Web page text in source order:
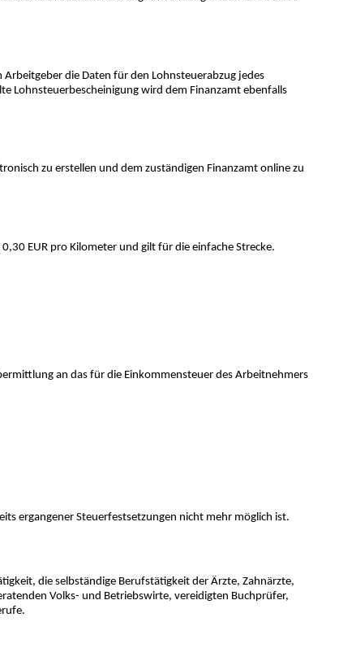
die Daten für den Lohnsteuerabzug jedes
Lohnsteuerbescheinigung wird dem Finanzamt ebenfalls
zu erstellen und dem zuständigen Finanzamt online zu
EUR pro Kilometer und gilt für die einfache Strecke.
an das für die Einkommensteuer des Arbeitnehmers
ergangener Steuerfestsetzungen nicht mehr möglich ist.
die selbständige Berufstätigkeit der Ärzte, Zahnärzte,
Volks- und Betriebswirte, vereidigten Buchprüfer,